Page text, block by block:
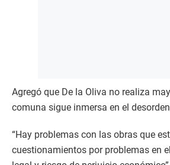
Agregó que De la Oliva no realiza
comuna sigue inmersa en el
“Hay problemas con las obras que
cuestionamientos por problemas en